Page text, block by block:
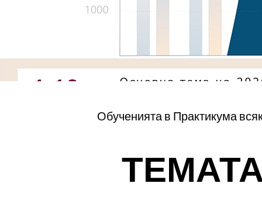
Обученията в Практикума